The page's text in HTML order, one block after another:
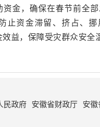
资金，确保在春节前全
止资金滞留、挤占、挪
益，保障受灾群众安全
民政府 安徽省财政厅
安徽